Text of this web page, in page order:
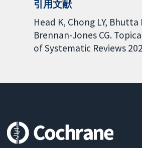
引用文献
Head K, Chong LY, Bhutta
Brennan-Jones CG.
of Systematic Reviews